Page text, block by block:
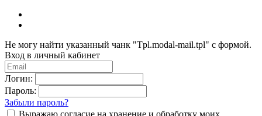
Не могу найти указанный чанк "Tpl.modal-mail.tpl" с формой.
Вход в личный кабинет
Логин:
Пароль:
Забыли пароль?
Выражаю согласие на хранение и обработку моих